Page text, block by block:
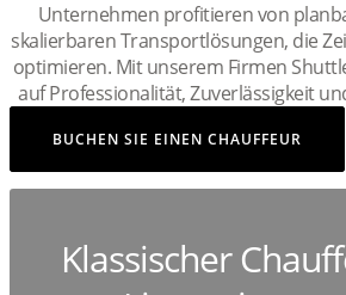
Unternehmen profitieren von
skalierbaren Transportlösungen, die
optimieren. Mit unserem Firmen
auf Professionalität, Zuverlässigkeit
BUCHEN SIE EINEN CHAUFFEUR
Klassischer